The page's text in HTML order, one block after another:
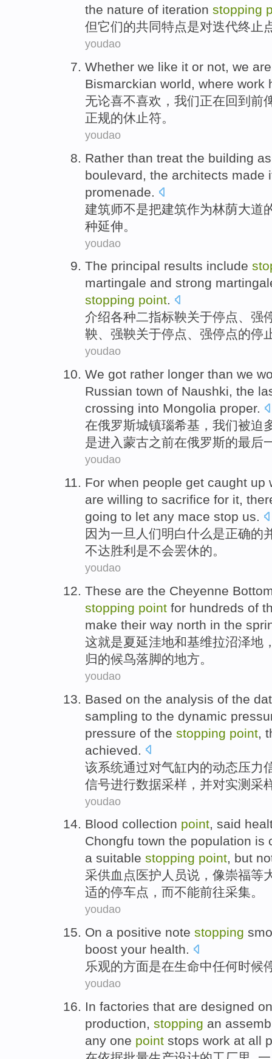
the nature of iteration stopping
但它们的共同特点是对迭代终止
youdao
Whether we like it or not, we are
Bismarckian world, where work
无论喜不喜欢 ， 我们正在回到 前
正规的休止符。
youdao
Rather than treat the building
boulevard , the architects made
promenade.
建筑师不是把建筑作为林荫大道
种延伸 。
youdao
The principal results include
martingale and strong
stopping point.
介绍各种二指标鞅关于停点、 强
鞅、强鞅关于停点、强停点的停
youdao
We got rather longer than we
Russian town of Naushki, the
crossing into Mongolia proper.
在俄罗斯城镇瑙希基， 我们被迫
是进入蒙古之前在俄罗斯的最后
youdao
For when people get caught up
are willing to sacrifice for it,
going to let any mace stop us.
因为一旦 人们明白什么是正确的
不达胜利是不会罢休的。
youdao
These are the Cheyenne
stopping point for hundreds of
make their way north in the
这就是夏延洼地和基维拉沼泽地
归的候鸟落脚的地方。
youdao
Based on the analysis of the
sampling to the dynamic
pressure of the stopping point ,
achieved.
该系统通过对气缸内的动态压力
信号进行数据采样 ， 并对实测 采
youdao
Blood collection point, said
Chongfu town the population is
a suitable stopping point, but
采供血 点 医护 人员说 ， 像崇福等
适的停车点， 而不能前往采集。
youdao
On a positive note stopping
boost your health.
乐观的方面是在生命中任何时候
youdao
In factories that are designed
production, stopping an
any one point stops work at all